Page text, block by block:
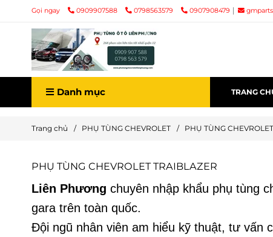
Gọi ngay 0909907588 0798563579 0907908479
Danh mục TRANG
Trang chủ / PHỤ TÙNG CHEVROLET / PHỤ TÙNG
PHỤ TÙNG CHEVROLET TRAIBLAZER
Liên Phương chuyên nhập khẩu phụ tùng
gara trên toàn quốc.
Đội ngũ nhân viên am hiểu kỹ thuật, tư vấn